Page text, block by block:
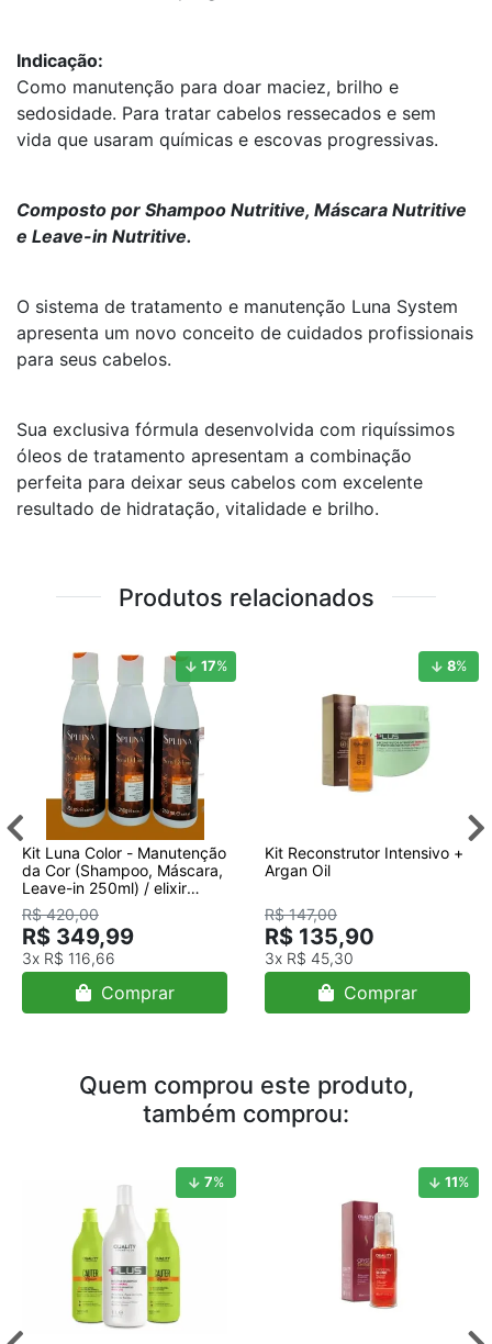
Indicação:
Como manutenção para doar maciez, brilho e
sedosidade. Para tratar cabelos ressecados e sem
vida que usaram químicas e escovas progressivas.
Composto por Shampoo Nutritive, Máscara Nutritive
e Leave-in Nutritive.
O sistema de tratamento e manutenção Luna System
apresenta um novo conceito de cuidados profissionais
para seus cabelos.
Sua exclusiva fórmula desenvolvida com riquíssimos
óleos de tratamento apresentam a combinação
perfeita para deixar seus cabelos com excelente
resultado de hidratação, vitalidade e brilho.
Produtos relacionados
17%
Kit Luna Color - Manutenção
da Cor (Shampoo, Máscara,
Leave-in 250ml) / elixir
color/colorido- NOVA
EMBALAGEM s
R$ 420,00
R$ 349,99
3x R$ 116,66
Comprar
8%
Kit Reconstrutor Intensivo +
Argan Oil
R$ 147,00
R$ 135,90
3x R$ 45,30
Comprar
Quem comprou este produto,
também comprou:
7% 11%